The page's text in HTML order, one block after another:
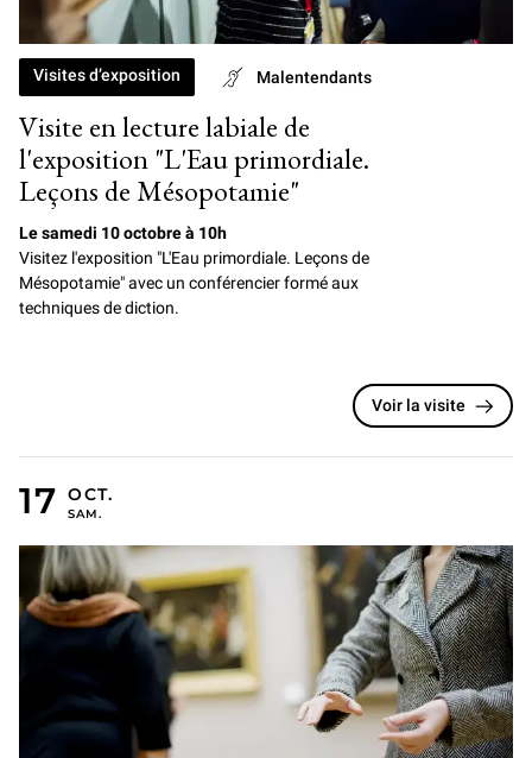
Visite en lecture labiale de
l'exposition "L'Eau primordiale.
Leçons de Mésopotamie"
Visites d’exposition Malentendants
Le samedi 10 octobre à 10h
Visitez l'exposition "L'Eau primordiale. Leçons de
Mésopotamie" avec un conférencier formé aux
techniques de diction.
Voir la visite